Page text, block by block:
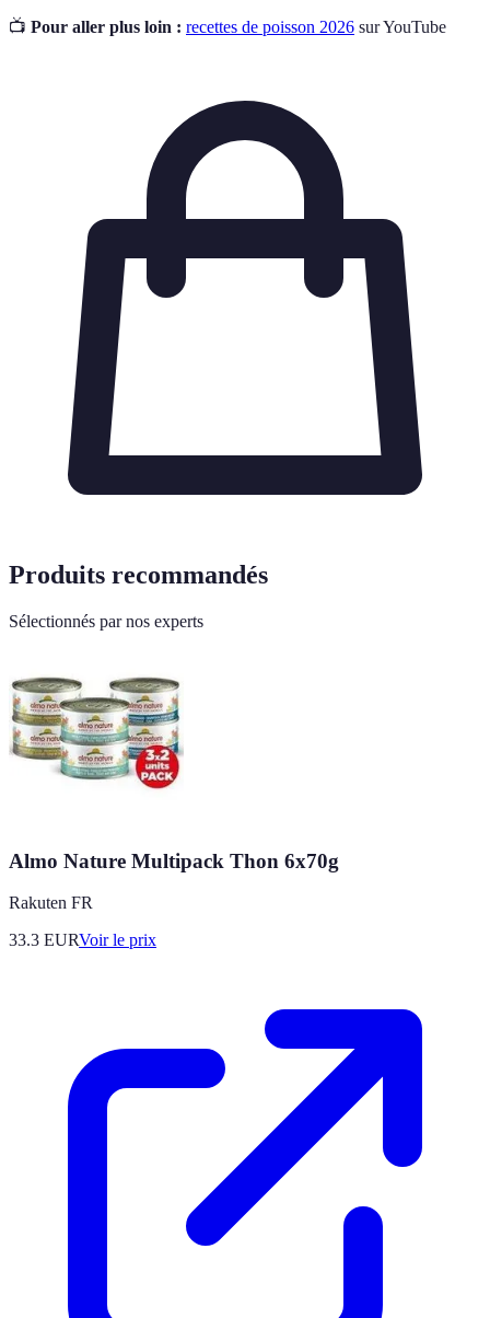
📺 Pour aller plus loin : recettes de poisson 2026 sur YouTube
Produits recommandés
Sélectionnés par nos experts
Almo Nature Multipack Thon 6x70g
Rakuten FR
33.3 EURVoir le prix